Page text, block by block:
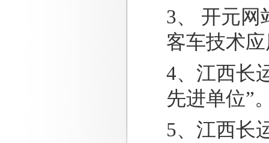
3、 开元网
客车技术
4、江西长
先进单位”
5、江西长